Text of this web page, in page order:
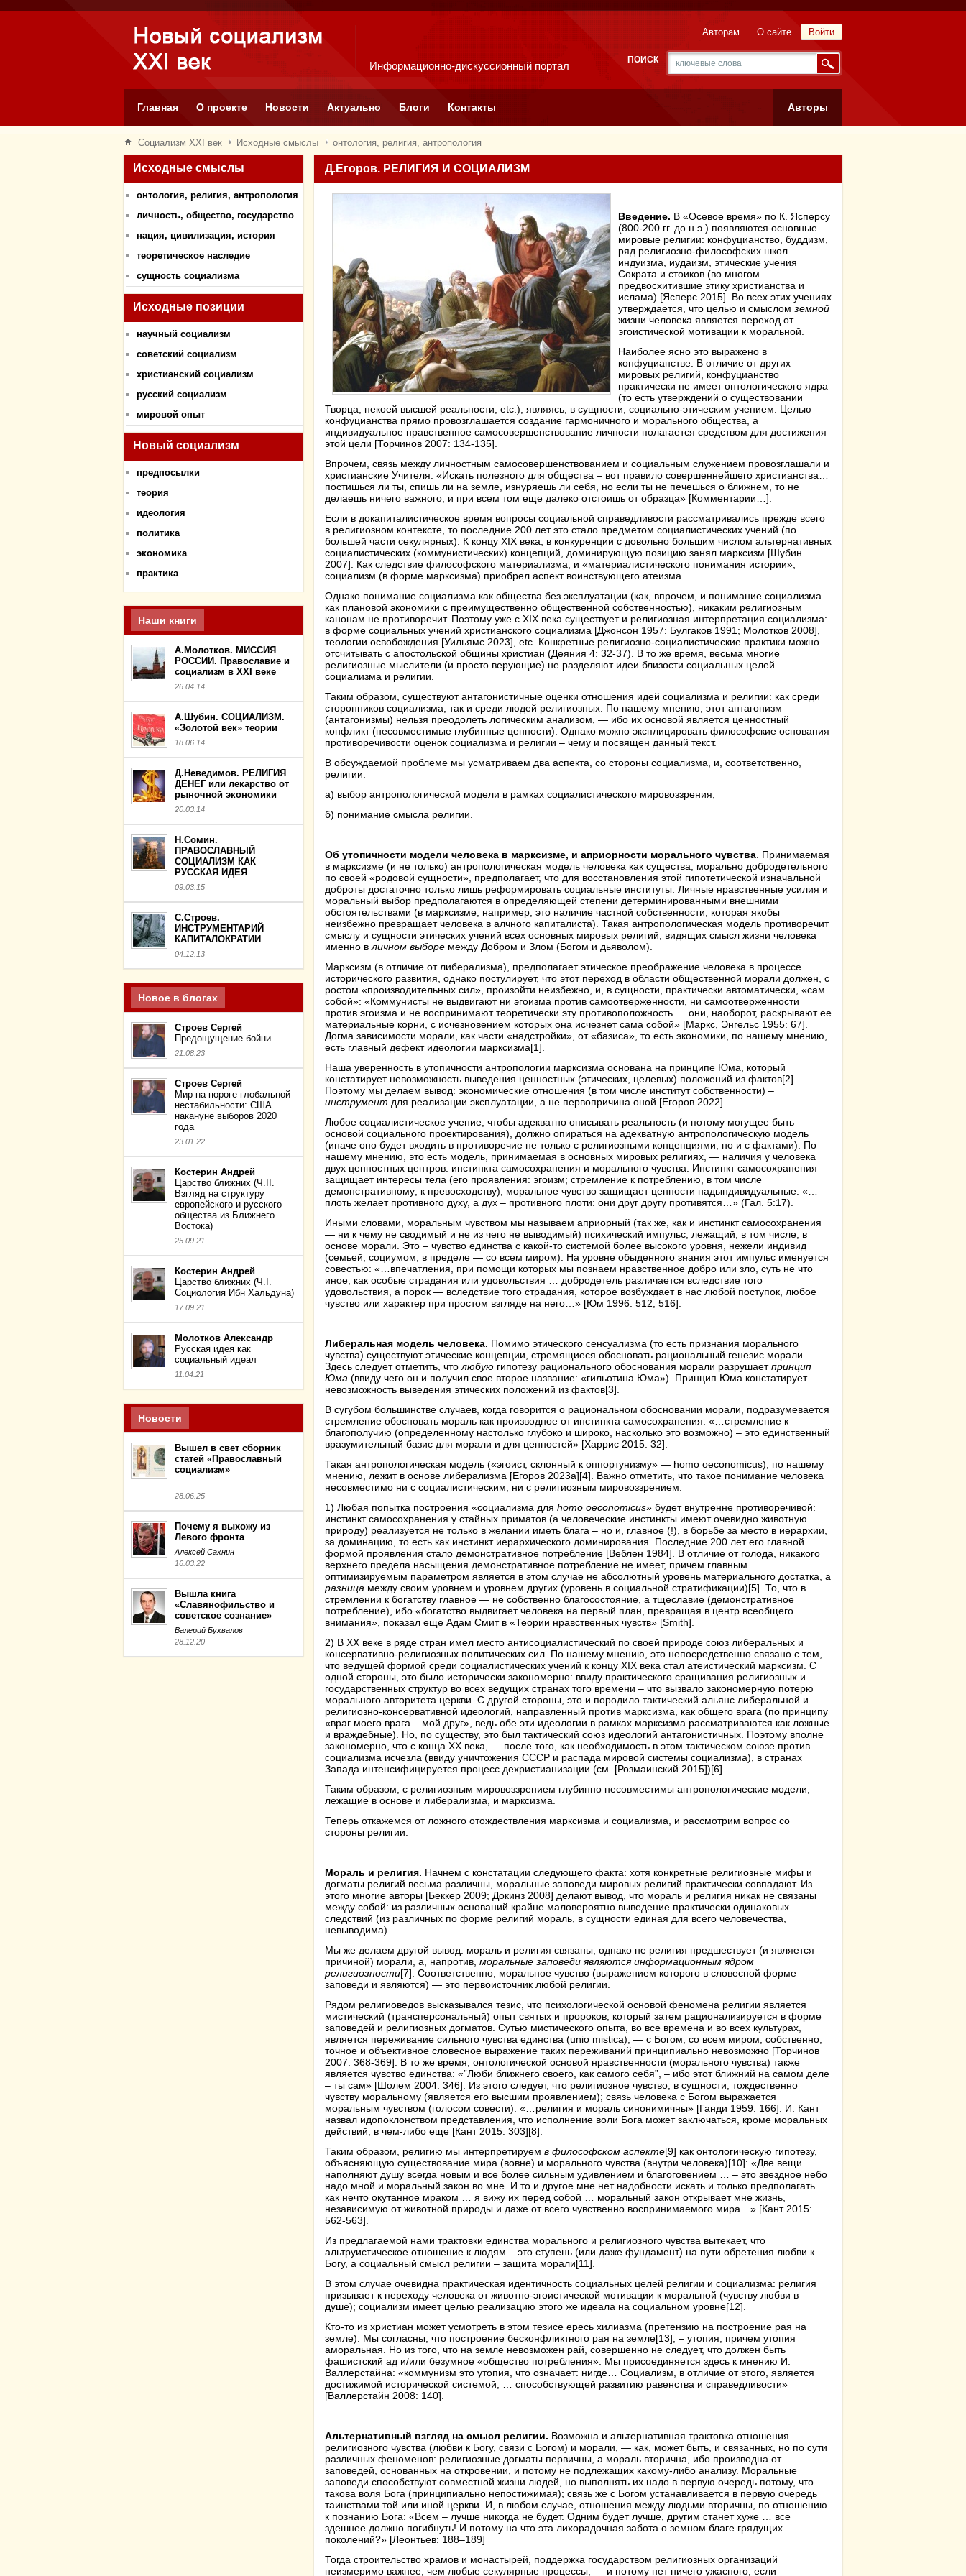
Информационно-дискуссионный портал
Войти
Авторам О сайте
ПОИСК
Главная О проекте Новости Актуально Блоги Контакты Авторы
Социализм XXI век Исходные смыслы онтология, религия, антропология
Исходные смыслы
онтология, религия, антропология
личность, общество, государство
нация, цивилизация, история
теоретическое наследие
сущность социализма
Исходные позиции
научный социализм
советский социализм
христианский социализм
русский социализм
мировой опыт
Новый социализм
предпосылки
теория
идеология
политика
экономика
практика
Наши книги
А.Молотков. МИССИЯ
РОССИИ. Православие и
социализм в XXI веке
26.04.14
А.Шубин. СОЦИАЛИЗМ.
«Золотой век» теории
18.06.14
Д.Неведимов. РЕЛИГИЯ
ДЕНЕГ или лекарство от
рыночной экономики
20.03.14
Н.Сомин.
ПРАВОСЛАВНЫЙ
СОЦИАЛИЗМ КАК
РУССКАЯ ИДЕЯ
09.03.15
С.Строев.
ИНСТРУМЕНТАРИЙ
КАПИТАЛОКРАТИИ
04.12.13
Новое в блогах
Строев Сергей
Предощущение бойни
21.08.23
Строев Сергей
Мир на пороге глобальной
нестабильности: США
накануне выборов 2020
года
23.01.22
Костерин Андрей
Царство ближних (Ч.II.
Взгляд на структуру
европейского и русского
общества из Ближнего
Востока)
25.09.21
Костерин Андрей
Царство ближних (Ч.I.
Социология Ибн Хальдуна)
17.09.21
Молотков Александр
Русская идея как
социальный идеал
11.04.21
Новости
Вышел в свет сборник
статей «Православный
социализм»
28.06.25
Почему я выхожу из
Левого фронта
Алексей Сахнин
16.03.22
Вышла книга
«Славянофильство и
советское сознание»
Валерий Бухвалов
28.12.20
Д.Егоров. РЕЛИГИЯ И СОЦИАЛИЗМ
Введение. В «Осевое время» по К. Ясперсу
(800-200 гг. до н.э.) появляются основные
мировые религии: конфуцианство, буддизм,
ряд религиозно-философских школ
индуизма, иудаизм, этические учения
Сократа и стоиков (во многом
предвосхитившие этику христианства и
ислама) [Ясперс 2015]. Во всех этих учениях
утверждается, что целью и смыслом земной
жизни человека является переход от
эгоистической мотивации к моральной.
Наиболее ясно это выражено в
конфуцианстве. В отличие от других
мировых религий, конфуцианство
практически не имеет онтологического ядра
(то есть утверждений о существовании
Творца, некоей высшей реальности, etc.), являясь, в сущности, социально-этическим учением. Целью
конфуцианства прямо провозглашается создание гармоничного и морального общества, а
индивидуальное нравственное самосовершенствование личности полагается средством для достижения
этой цели [Торчинов 2007: 134-135].
Впрочем, связь между личностным самосовершенствованием и социальным служением провозглашали и
христианские Учителя: «Искать полезного для общества – вот правило совершеннейшего христианства…
постишься ли ты, спишь ли на земле, изнуряешь ли себя, но если ты не печешься о ближнем, то не
делаешь ничего важного, и при всем том еще далеко отстоишь от образца» [Комментарии…].
Если в докапиталистическое время вопросы социальной справедливости рассматривались прежде всего
в религиозном контексте, то последние 200 лет это стало предметом социалистических учений (по
большей части секулярных). К концу ХIX века, в конкуренции с довольно большим числом альтернативных
социалистических (коммунистических) концепций, доминирующую позицию занял марксизм [Шубин
2007]. Как следствие философского материализма, и «материалистического понимания истории»,
социализм (в форме марксизма) приобрел аспект воинствующего атеизма.
Однако понимание социализма как общества без эксплуатации (как, впрочем, и понимание социализма
как плановой экономики с преимущественно общественной собственностью), никаким религиозным
канонам не противоречит. Поэтому уже с ХIX века существует и религиозная интерпретация социализма:
в форме социальных учений христианского социализма [Джонсон 1957: Булгаков 1991; Молотков 2008],
теологии освобождения [Уильямс 2023], etc. Конкретные религиозно-социалистические практики можно
отсчитывать с апостольской общины христиан (Деяния 4: 32-37). В то же время, весьма многие
религиозные мыслители (и просто верующие) не разделяют идеи близости социальных целей
социализма и религии.
Таким образом, существуют антагонистичные оценки отношения идей социализма и религии: как среди
сторонников социализма, так и среди людей религиозных. По нашему мнению, этот антагонизм
(антагонизмы) нельзя преодолеть логическим анализом, — ибо их основой является ценностный
конфликт (несовместимые глубинные ценности). Однако можно эксплицировать философские основания
противоречивости оценок социализма и религии – чему и посвящен данный текст.
В обсуждаемой проблеме мы усматриваем два аспекта, со стороны социализма, и, соответственно,
религии:
а) выбор антропологической модели в рамках социалистического мировоззрения;
б) понимание смысла религии.
Об утопичности модели человека в марксизме, и априорности морального чувства . Принимаемая
в марксизме (и не только) антропологическая модель человека как существа, морально добродетельного
по своей «родовой сущности», предполагает, что для восстановления этой гипотетической изначальной
доброты достаточно только лишь реформировать социальные институты. Личные нравственные усилия и
моральный выбор предполагаются в определяющей степени детерминированными внешними
обстоятельствами (в марксизме, например, это наличие частной собственности, которая якобы
неизбежно превращает человека в алчного капиталиста). Такая антропологическая модель противоречит
смыслу и сущности этических учений всех основных мировых религий, видящих смысл жизни человека
именно в личном выборе между Добром и Злом (Богом и дьяволом).
Марксизм (в отличие от либерализма), предполагает этическое преображение человека в процессе
исторического развития, однако постулирует, что этот переход в области общественной морали должен, с
ростом «производительных сил», произойти неизбежно, и, в сущности, практически автоматически, «сам
собой»: «Коммунисты не выдвигают ни эгоизма против самоотверженности, ни самоотверженности
против эгоизма и не воспринимают теоретически эту противоположность … они, наоборот, раскрывают ее
материальные корни, с исчезновением которых она исчезнет сама собой» [Маркс, Энгельс 1955: 67].
Догма зависимости морали, как части «надстройки», от «базиса», то есть экономики, по нашему мнению,
есть главный дефект идеологии марксизма[1]
Наша уверенность в утопичности антропологии марксизма основана на принципе Юма, который
констатирует невозможность выведения ценностных (этических, целевых) положений из фактов[2]
Поэтому мы делаем вывод: экономические отношения (в том числе институт собственности) –
инструмент для реализации эксплуатации, а не первопричина оной [Егоров 2022].
Любое социалистическое учение, чтобы адекватно описывать реальность (и потому могущее быть
основой социального проектирования), должно опираться на адекватную антропологическую модель
(иначе оно будет входить в противоречие не только с религиозными концепциями, но и с фактами). По
нашему мнению, это есть модель, принимаемая в основных мировых религиях, — наличия у человека
двух ценностных центров: инстинкта самосохранения и морального чувства. Инстинкт самосохранения
защищает интересы тела (его проявления: эгоизм; стремление к потреблению, в том числе
демонстративному; к превосходству); моральное чувство защищает ценности надындивидуальные: «…
плоть желает противного духу, а дух – противного плоти: они друг другу противятся…» (Гал. 5:17).
Иными словами, моральным чувством мы называем априорный (так же, как и инстинкт самосохранения
— ни к чему не сводимый и не из чего не выводимый) психический импульс, лежащий, в том числе, в
основе морали. Это – чувство единства с какой-то системой более высокого уровня, нежели индивид
(семьей, социумом, в пределе — со всем миром). На уровне обыденного знания этот импульс именуется
совестью: «…впечатления, при помощи которых мы познаем нравственное добро или зло, суть не что
иное, как особые страдания или удовольствия … добродетель различается вследствие того
удовольствия, а порок — вследствие того страдания, которое возбуждает в нас любой поступок, любое
чувство или характер при простом взгляде на него…» [Юм 1996: 512, 516].
Либеральная модель человека. Помимо этического сенсуализма (то есть признания морального
чувства) существуют этические концепции, стремящиеся обосновать рациональный генезис морали.
Здесь следует отметить, что любую гипотезу рационального обоснования морали разрушаетпринцип
Юма (ввиду чего он и получил свое второе название: «гильотина Юма»). Принцип Юма констатирует
невозможность выведения этических положений из фактов[3]
В сугубом большинстве случаев, когда говорится о рациональном обосновании морали, подразумевается
стремление обосновать мораль как производное от инстинкта самосохранения: «…стремление к
благополучию (определенному настолько глубоко и широко, насколько это возможно) – это единственный
вразумительный базис для морали и для ценностей» [Харрис 2015: 32].
Такая антропологическая модель («эгоист, склонный к оппортунизму» — homo oeconomicus), по нашему
мнению, лежит в основе либерализма [Егоров 2023а][4] . Важно отметить, что такое понимание человека
несовместимо ни с социалистическим, ни с религиозным мировоззрением:
1) Любая попытка построения «социализма для homo oeconomicus» будет внутренне противоречивой:
инстинкт самосохранения у стайных приматов (а человеческие инстинкты имеют очевидно животную
природу) реализуется не только в желании иметь блага – но и, главное (!), в борьбе за место в иерархии,
за доминацию, то есть как инстинкт иерархического доминирования. Последние 200 лет его главной
формой проявления стало демонстративное потребление [Веблен 1984]. В отличие от голода, никакого
верхнего предела насыщения демонстративное потребление не имеет, причем главным
оптимизируемым параметром является в этом случае не абсолютный уровень материального достатка, а
разница между своим уровнем и уровнем других (уровень в социальной стратификации)[5] . То, что в
стремлении к богатству главное — не собственно благосостояние, а тщеславие (демонстративное
потребление), ибо «богатство выдвигает человека на первый план, превращая в центр всеобщего
внимания», показал еще Адам Смит в «Теории нравственных чувств» [Smith].
2) В ХХ веке в ряде стран имел место антисоциалистический по своей природе союз либеральных и
консервативно-религиозных политических сил. По нашему мнению, это непосредственно связано с тем,
что ведущей формой среди социалистических учений к концу XIX века стал атеистический марксизм. С
одной стороны, это было исторически закономерно: ввиду практического сращивания религиозных и
государственных структур во всех ведущих странах того времени – что вызвало закономерную потерю
морального авторитета церкви. С другой стороны, это и породило тактический альянс либеральной и
религиозно-консервативной идеологий, направленный против марксизма, как общего врага (по принципу
«враг моего врага – мой друг», ведь обе эти идеологии в рамках марксизма рассматриваются как ложные
и враждебные). Но, по существу, это был тактический союз идеологий антагонистичных. Поэтому вполне
закономерно, что с конца ХХ века, — после того, как необходимость в этом тактическом союзе против
социализма исчезла (ввиду уничтожения СССР и распада мировой системы социализма), в странах
Запада интенсифицируется процесс дехристианизации (см. [Розмаинский 2015])[6]
Таким образом, с религиозным мировоззрением глубинно несовместимы антропологические модели,
лежащие в основе и либерализма, и марксизма.
Теперь откажемся от ложного отождествления марксизма и социализма, и рассмотрим вопрос со
стороны религии.
Мораль и религия. Начнем с констатации следующего факта: хотя конкретные религиозные мифы и
догматы религий весьма различны, моральные заповеди мировых религий практически совпадают. Из
этого многие авторы [Беккер 2009; Докинз 2008] делают вывод, что мораль и религия никак не связаны
между собой: из различных оснований крайне маловероятно выведение практически одинаковых
следствий (из различных по форме религий мораль, в сущности единая для всего человечества,
невыводима).
Мы же делаем другой вывод: мораль и религия связаны; однако не религия предшествует (и является
причиной) морали, а, напротив, моральные заповеди являются информационным ядром
религиозности[7] . Соответственно, моральное чувство (выражением которого в словесной форме
заповеди и являются) — это первоисточник любой религии.
Рядом религиоведов высказывался тезис, что психологической основой феномена религии является
мистический (трансперсональный) опыт святых и пророков, который затем рационализируется в форме
заповедей и религиозных догматов. Сутью мистического опыта, во все времена и во всех культурах,
является переживание сильного чувства единства (unio mistica), — с Богом, со всем миром; собственно,
точное и объективное словесное выражение таких переживаний принципиально невозможно [Торчинов
2007: 368-369]. В то же время, онтологической основой нравственности (морального чувства) также
является чувство единства: «”Люби ближнего своего, как самого себя”, – ибо этот ближний на самом деле
– ты сам» [Шолем 2004: 346]. Из этого следует, что религиозное чувство, в сущности, тождественно
чувству моральному (является его высшим проявлением); связь человека с Богом выражается
моральным чувством (голосом совести): «…религия и мораль синонимичны» [Ганди 1959: 166]. И. Кант
назвал идопоклонством представления, что исполнение воли Бога может заключаться, кроме моральных
действий, в чем-либо еще [Кант 2015: 303][8]
Таким образом, религию мы интерпретируем в философском аспекте[9] как онтологическую гипотезу,
объясняющую существование мира (вовне) и морального чувства (внутри человека)[10]: «Две вещи
наполняют душу всегда новым и все более сильным удивлением и благоговением … – это звездное небо
надо мной и моральный закон во мне. И то и другое мне нет надобности искать и только предполагать
как нечто окутанное мраком … я вижу их перед собой … моральный закон открывает мне жизнь,
независимую от животной природы и даже от всего чувственно воспринимаемого мира…» [Кант 2015:
562-563].
Из предлагаемой нами трактовки единства морального и религиозного чувства вытекает, что
альтруистическое отношение к людям – это ступень (или даже фундамент) на пути обретения любви к
Богу, а социальный смысл религии – защита морали[11]
В этом случае очевидна практическая идентичность социальных целей религии и социализма: религия
призывает к переходу человека от животно-эгоистической мотивации к моральной (чувству любви в
душе); социализм имеет целью реализацию этого же идеала на социальном уровне[12]
Кто-то из христиан может усмотреть в этом тезисе ересь хилиазма (претензию на построение рая на
земле). Мы согласны, что построение бесконфликтного рая на земле[13] , – утопия, причем утопия
аморальная. Но из того, что на земле невозможен рай, совершенно не следует, что должен быть
фашистский ад и/или безумное «общество потребления». Мы присоединяется здесь к мнению И.
Валлерстайна: «коммунизм это утопия, что означает: нигде… Социализм, в отличие от этого, является
достижимой исторической системой, … способствующей развитию равенства и справедливости»
[Валлерстайн 2008: 140].
Альтернативный взгляд на смысл религии. Возможна и альтернативная трактовка отношения
религиозного чувства (любви к Богу, связи с Богом) и морали, — как, может быть, и связанных, но по сути
различных феноменов: религиозные догматы первичны, а мораль вторична, ибо производна от
заповедей, основанных на откровении, и потому не подлежащих какому-либо анализу. Моральные
заповеди способствуют совместной жизни людей, но выполнять их надо в первую очередь потому, что
такова воля Бога (принципиально непостижимая); связь же с Богом устанавливается в первую очередь
таинствами той или иной церкви. И, в любом случае, отношения между людьми вторичны, по отношению
к познанию Бога: «Всем – лучше никогда не будет. Одним будет лучше, другим станет хуже … все
здешнее должно погибнуть! И потому на что эта лихорадочная забота о земном благе грядущих
поколений?» [Леонтьев: 188–189]
Тогда строительство храмов и монастырей, поддержка государством религиозных организаций
неизмеримо важнее, чем любые секулярные процессы, — и потому нет ничего ужасного, если